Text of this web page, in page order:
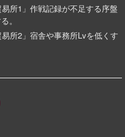
所1」作戦記録が不足する序盤
。
所2」宿舎や事務所Lvを低くす